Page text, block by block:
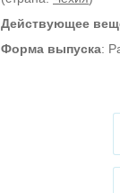
Действующее
Форма выпуска: